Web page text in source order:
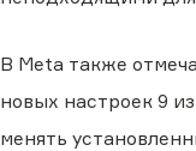
В Meta также
новых настроек 9
менять